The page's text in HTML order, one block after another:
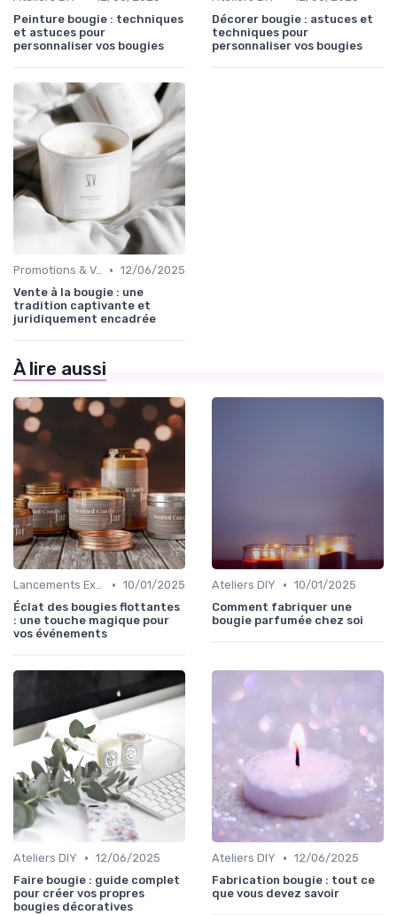
Peinture bougie : techniques
et astuces pour
personnaliser vos bougies
Décorer bougie : astuces et
techniques pour
personnaliser vos bougies
Promotions & Ventes • 12/06/2025
Vente à la bougie : une
tradition captivante et
juridiquement encadrée
À lire aussi
Lancements Exclusifs • 10/01/2025
Éclat des bougies flottantes
: une touche magique pour
vos événements
Ateliers DIY • 10/01/2025
Comment fabriquer une
bougie parfumée chez soi
Ateliers DIY • 12/06/2025
Faire bougie : guide complet
pour créer vos propres
bougies décoratives
Ateliers DIY • 12/06/2025
Fabrication bougie : tout ce
que vous devez savoir